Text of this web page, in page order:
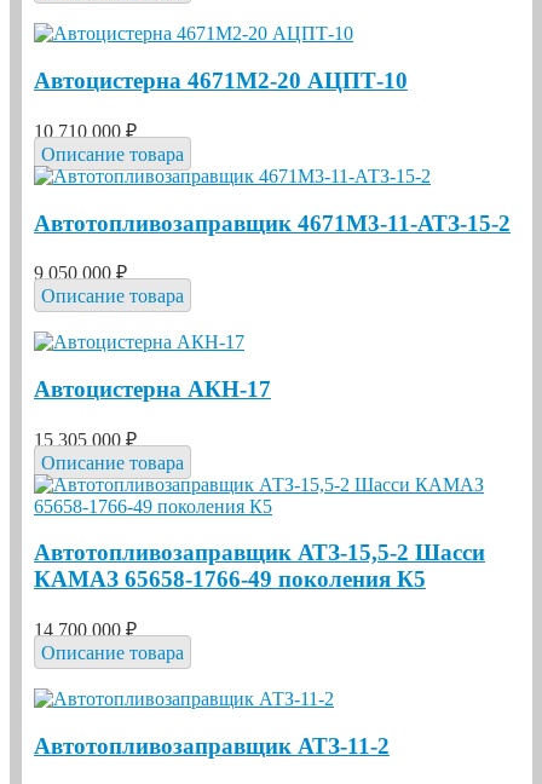
Автоцистерна 4671М2-20 АЦПТ-10
10 710 000 ₽
Описание товара
Автотопливозаправщик 4671М3-11-АТЗ-15-2
9 050 000 ₽
Описание товара
Автоцистерна АКН-17
15 305 000 ₽
Описание товара
Автотопливозаправщик АТЗ-15,5-2 Шасси
КАМАЗ 65658-1766-49 поколения К5
14 700 000 ₽
Описание товара
Автотопливозаправщик АТЗ-11-2